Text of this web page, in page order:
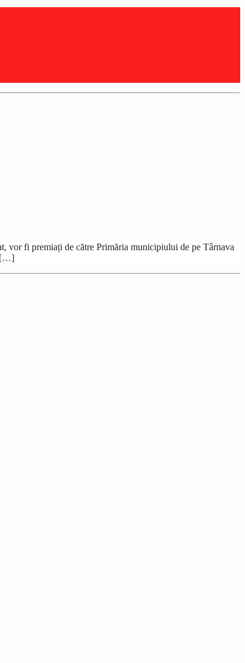
vor fi premiați de către Primăria municipiului de pe Târnava
[…]